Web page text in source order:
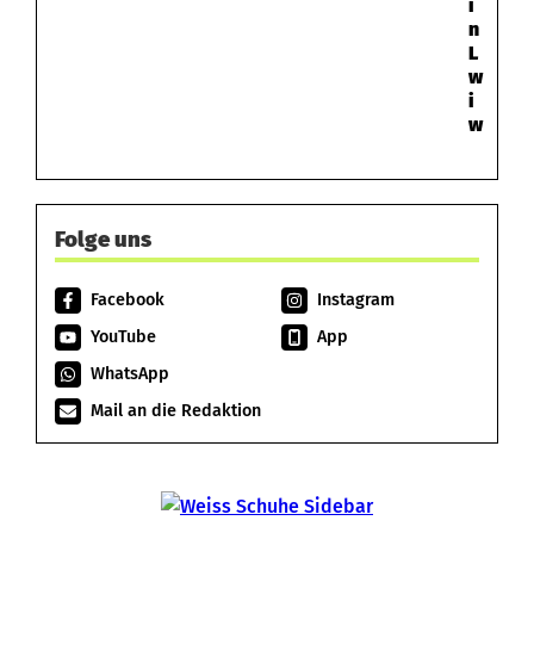
i
n
L
w
i
w
Folge uns
Facebook
Instagram
YouTube
App
WhatsApp
Mail an die Redaktion